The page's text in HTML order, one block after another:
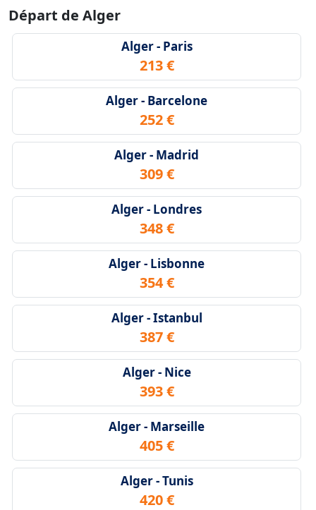
Départ de Alger
Alger - Paris
213 €
Alger - Barcelone
252 €
Alger - Madrid
309 €
Alger - Londres
348 €
Alger - Lisbonne
354 €
Alger - Istanbul
387 €
Alger - Nice
393 €
Alger - Marseille
405 €
Alger - Tunis
420 €